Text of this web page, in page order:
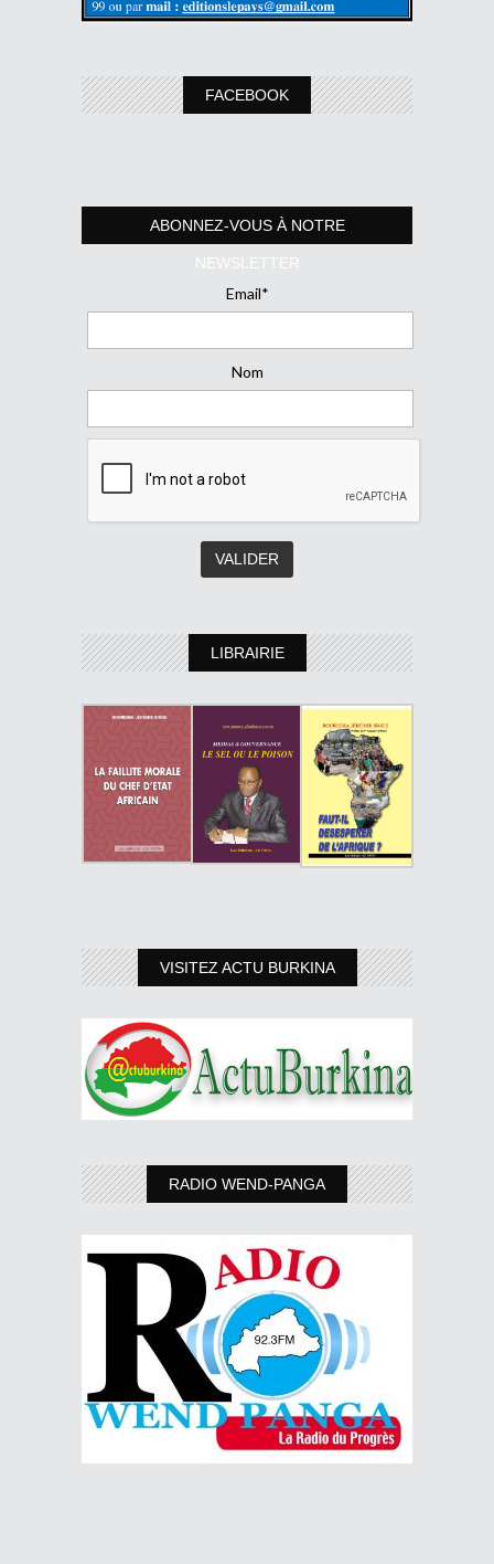
FACEBOOK
ABONNEZ-VOUS À NOTRE
NEWSLETTER
Email*
Nom
LIBRAIRIE
VISITEZ ACTU BURKINA
RADIO WEND-PANGA